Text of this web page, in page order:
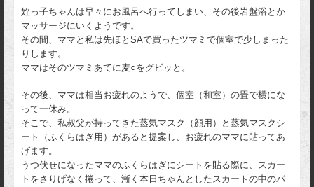
姪っ子ちゃんは早々にお風呂へ行ってしまい、その後岩盤浴とか
マッサージにいくようです。
その間、ママと私は先ほとSAで買ったツマミで個室で少しまった
りします。
ママはそのツマミあてに麦○をグビッと。
その後、ママは相当お疲れのようで、個室（和室）の畳で横にな
って一休み。
そこで、私叔父が持ってきた蒸気マスク（顔用）と蒸気マスクシ
ート（ふくらはぎ用）があると提案し、お疲れのママに貼ってあ
げます。
うつ伏せになったママのふくらはぎにシートを貼る際に、スカー
トをさりげなく捲って、漸く本日ちゃんとしたスカートの中のパ